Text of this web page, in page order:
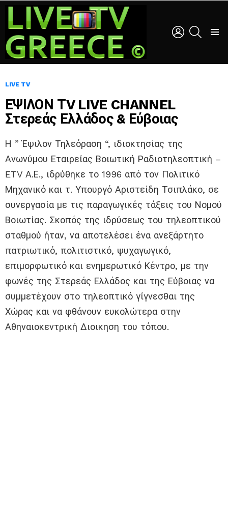
LOGIN
LIVE TV
ΕΨΙΛΟΝ ΤV LIVE CHANNEL
Στερεάς Ελλάδος & Εύβοιας
Η ” Έψιλον Τηλεόραση “, ιδιοκτησίας της
Ανωνύμου Εταιρείας Βοιωτική Ραδιοτηλεοπτική –
ETV Α.Ε., ιδρύθηκε το 1996 από τον Πολιτικό
Μηχανικό και τ. Υπουργό Αριστείδη Τσιπλάκο, σε
συνεργασία με τις παραγωγικές τάξεις του Νομού
Βοιωτίας. Σκοπός της ιδρύσεως του τηλεοπτικού
σταθμού ήταν, να αποτελέσει ένα ανεξάρτητο
πατριωτικό, πολιτιστικό, ψυχαγωγικό,
επιμορφωτικό και ενημερωτικό Κέντρο, με την
φωνές της Στερεάς Ελλάδος και της Εύβοιας να
συμμετέχουν στο τηλεοπτικό γίγνεσθαι της
Χώρας και να φθάνουν ευκολώτερα στην
Αθηναιοκεντρική Διοικηση του τόπου.